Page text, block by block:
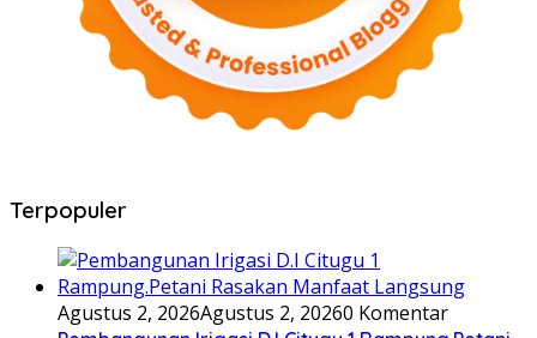
Terpopuler
Agustus 2, 2026Agustus 2, 20260 Komentar